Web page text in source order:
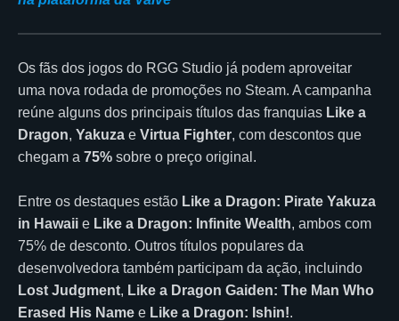
Os fãs dos jogos do RGG Studio já podem aproveitar
uma nova rodada de promoções no Steam. A campanha
reúne alguns dos principais títulos das franquias Like a
Dragon, Yakuza e Virtua Fighter, com descontos que
chegam a 75% sobre o preço original.
Entre os destaques estão Like a Dragon: Pirate Yakuza
in Hawaii e Like a Dragon: Infinite Wealth, ambos com
75% de desconto. Outros títulos populares da
desenvolvedora também participam da ação, incluindo
Lost Judgment, Like a Dragon Gaiden: The Man Who
Erased His Name e Like a Dragon: Ishin!.